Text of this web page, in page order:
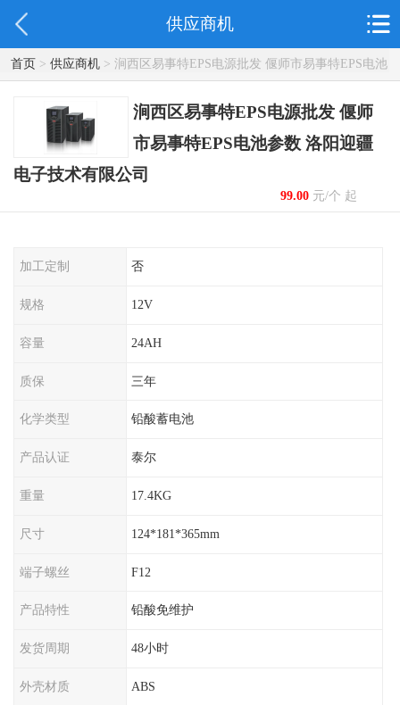
供应商机
首页> 供应商机> 涧西区易事特EPS电源批发 偃师市易事特EPS电池
参数 洛阳迎疆电子技术有限公司
涧西区易事特EPS电源批发 偃师
市易事特EPS电池参数 洛阳迎疆
电子技术有限公司
99.00元/个 起
加工定制 否
规格 12V
容量 24AH
质保 三年
化学类型 铅酸蓄电池
产品认证 泰尔
重量 17.4KG
尺寸 124*181*365mm
端子螺丝 F12
产品特性 铅酸免维护
发货周期 48小时
外壳材质 ABS